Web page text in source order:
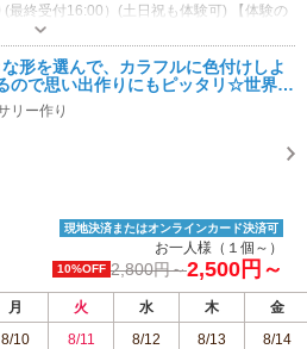
最終受付16:00）(土日祝も体験可) 【体験の
】 早くなる時も30分程度の遅れも、連絡な
形を選んで、カラフルに色付けしよ
ので思い出作りにもピッタリ☆世界で
ーホルダー作り♪
リー作り
現地決済またはオンラインカード決済可
お一人様（１個～）
10%OFF 2,800円～2,500円～
月 火 水 木
金
8/10 8/11 8/12 8/13 8/14